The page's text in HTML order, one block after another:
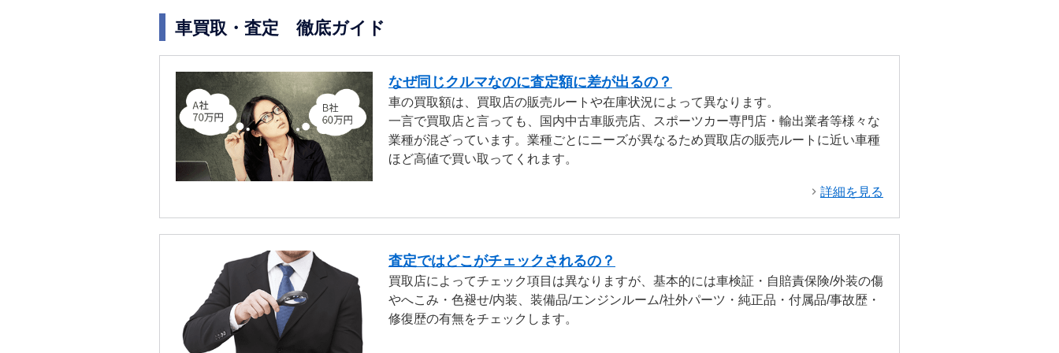
車買取・査定 徹底ガイド
なぜ同じクルマなのに査定額に差が出るの？
車の買取額は、買取店の販売ルートや在庫状況によって異なります。
一言で買取店と言っても、国内中古車販売店、スポーツカー専門店・輸出業者等様々な
業種が混ざっています。業種ごとにニーズが異なるため買取店の販売ルートに近い車種
ほど高値で買い取ってくれます。
詳細を見る
査定ではどこがチェックされるの？
買取店によってチェック項目は異なりますが、基本的には車検証・自賠責保険/外装の傷
やへこみ・色褪せ/内装、装備品/エンジンルーム/社外パーツ・純正品・付属品/事故歴・
修復歴の有無をチェックします。